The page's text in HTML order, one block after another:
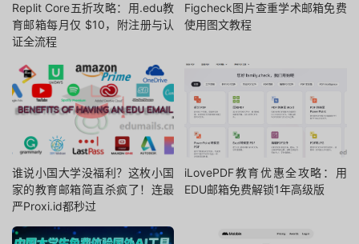
Replit Core五折攻略：用.edu教
育邮箱每月仅 $10，附注册与认
证全流程
Figcheck图片查重学术邮箱免费
使用图文教程
谁说小国大学没福利？这枚小国
家的教育邮箱简直杀疯了！连最
严Proxi.id都秒过
iLovePDF教育优惠全攻略：用
EDU邮箱免费解锁1年高级版